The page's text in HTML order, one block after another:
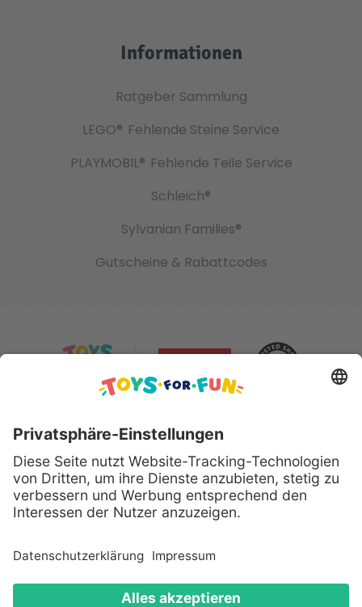
Informationen
Ratgeber Sammlung
LEGO® Fehlende Steine Service
PLAYMOBIL® Fehlende Teile Service
Schleich®
Sylvanian Families®
Gutscheine & Rabattcodes
Sicher bezahlen mit:
Alle genannten Produkte und Logos sind eingetragene
Warenzeichen der jeweiligen Hersteller.